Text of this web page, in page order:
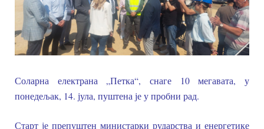
Соларна електрана „Петка“, снаге 10 мегавата, у
понедељак, 14. јула, пуштена је у пробни рад.
Старт је препуштен министарки рударства и енергетике